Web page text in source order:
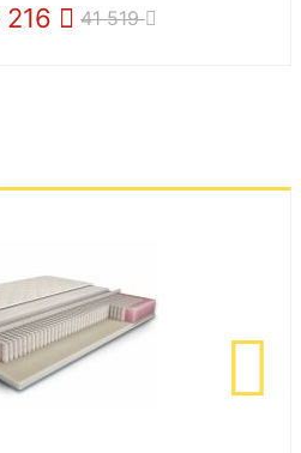
41 519